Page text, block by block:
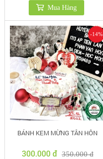
Mua Hàng
BÁNH KEM MỪNG TÂN HÔN
300.000 đ 350.000 đ
-14%